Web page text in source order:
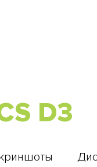
D3